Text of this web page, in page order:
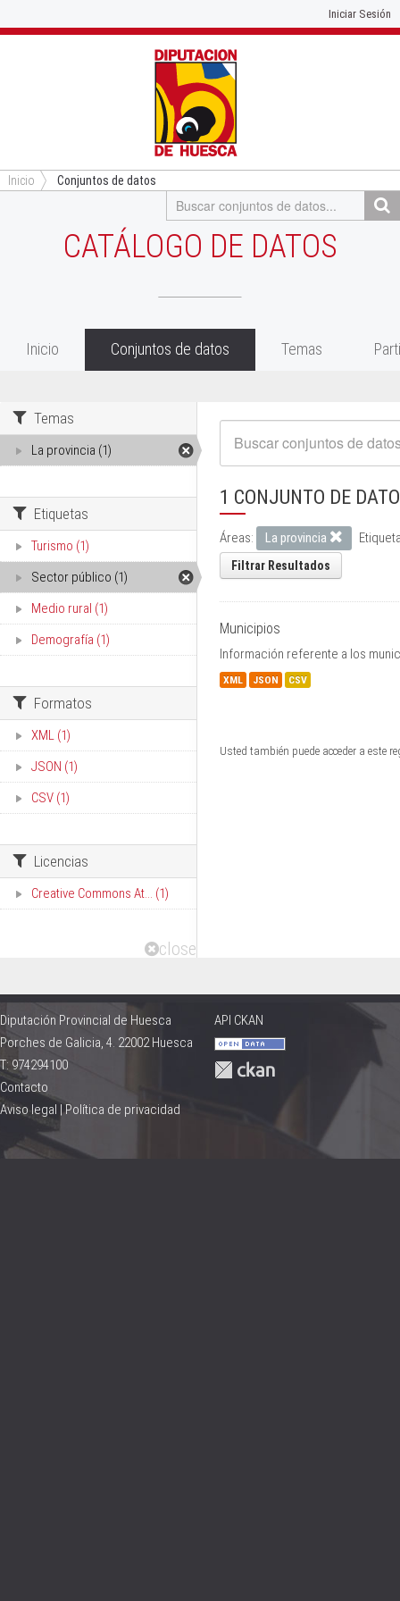
Inicio Conjuntos de datos
Iniciar Sesión
CATÁLOGO DE DATOS
Inicio Conjuntos de datos Temas
1 CONJUNTO DE
Áreas: La provincia
Filtrar Resultados
Municipios
Información referente a los
XML JSON CSV
Usted también puede acceder a este
Temas
La provincia (1)
Etiquetas
Turismo (1)
Sector público (1)
Medio rural (1)
Demografía (1)
Formatos
XML (1)
JSON (1)
CSV (1)
Licencias
Creative Commons At... (1)
close
Diputación Provincial de Huesca
Porches de Galicia, 4. 22002 Huesca
T: 974294100
Contacto
Aviso legal |Política de privacidad
API CKAN